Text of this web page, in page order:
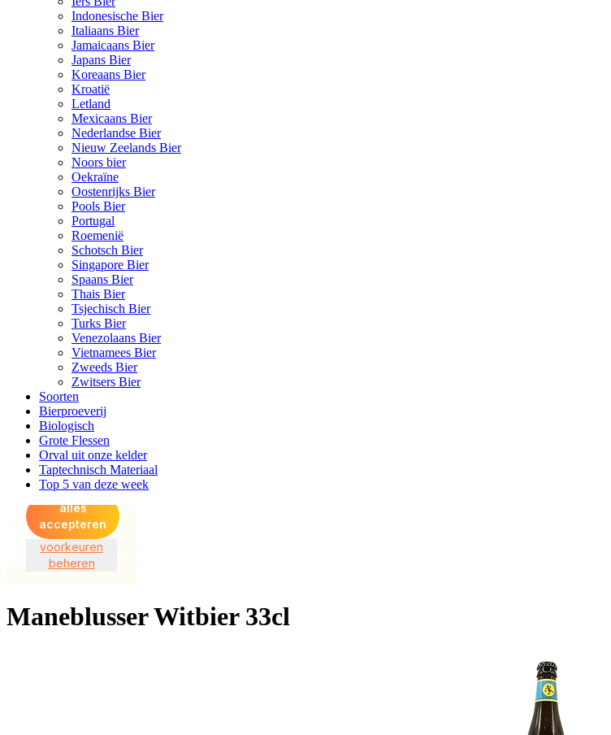
Indonesische Bier
Italiaans Bier
Jamaicaans Bier
Japans Bier
Koreaans Bier
Kroatië
Letland
Mexicaans Bier
Nederlandse Bier
Nieuw Zeelands Bier
Noors bier
Oekraïne
Oostenrijks Bier
Pools Bier
Portugal
Roemenië
Schotsch Bier
Singapore Bier
Spaans Bier
Thais Bier
Tsjechisch Bier
Turks Bier
Venezolaans Bier
Vietnamees Bier
Zweeds Bier
Zwitsers Bier
Soorten
Bierproeverij
Biologisch
Grote Flessen
Orval uit onze kelder
Taptechnisch Materiaal
Top 5 van deze week
Maneblusser Witbier 33cl